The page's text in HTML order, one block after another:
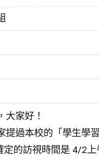
大家好！
提過本校的「學生學
定的訪視時間是 4/2